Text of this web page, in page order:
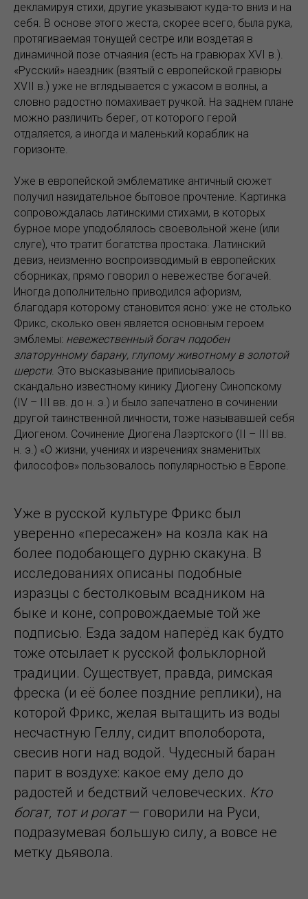
декламируя стихи, другие указывают куда-то вниз и на
себя. В основе этого жеста, скорее всего, была рука,
протягиваемая тонущей сестре или воздетая в
динамичной позе отчаяния (есть на гравюрах XVI в.).
«Русский» наездник (взятый с европейской гравюры
XVII в.) уже не вглядывается с ужасом в волны, а
словно радостно помахивает ручкой. На заднем плане
можно различить берег, от которого герой
отдаляется, а иногда и маленький кораблик на
горизонте.
Уже в европейской эмблематике античный сюжет
получил назидательное бытовое прочтение. Картинка
сопровождалась латинскими стихами, в которых
бурное море уподоблялось своевольной жене (или
слуге), что тратит богатства простака. Латинский
девиз, неизменно воспроизводимый в европейских
сборниках, прямо говорил о невежестве богачей.
Иногда дополнительно приводился афоризм,
благодаря которому становится ясно: уже не столько
Фрикс, сколько овен является основным героем
эмблемы: невежественный богач подобен
златорунному барану, глупому животному в золотой
шерсти. Это высказывание приписывалось
скандально известному кинику Диогену Синопскому
(IV – III вв. до н. э.) и было запечатлено в сочинении
другой таинственной личности, тоже называвшей себя
Диогеном. Сочинение Диогена Лаэртского (II – III вв.
н. э.) «О жизни, учениях и изречениях знаменитых
философов» пользовалось популярностью в Европе.
Уже в русской культуре Фрикс был
уверенно «пересажен» на козла как на
более подобающего дурню скакуна. В
исследованиях описаны подобные
изразцы с бестолковым всадником на
быке и коне, сопровождаемые той же
подписью. Езда задом наперёд как будто
тоже отсылает к русской фольклорной
традиции. Существует, правда, римская
фреска (и её более поздние реплики), на
которой Фрикс, желая вытащить из воды
несчастную Геллу, сидит вполоборота,
свесив ноги над водой. Чудесный баран
парит в воздухе: какое ему дело до
радостей и бедствий человеческих. Кто
богат, тот и рогат— говорили на Руси,
подразумевая большую силу, а вовсе не
метку дьявола.